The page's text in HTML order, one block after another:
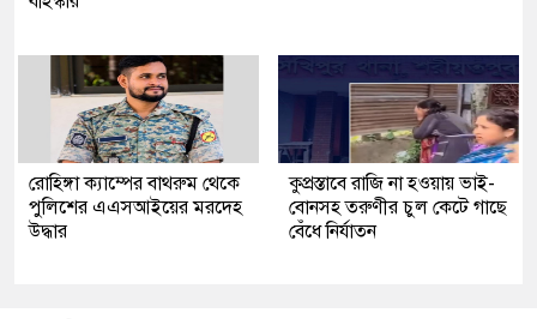
রোহিঙ্গা ক্যাম্পের বাথরুম থেকে
পুলিশের এএসআইয়ের মরদেহ
উদ্ধার
কুপ্রস্তাবে রাজি না হওয়ায় ভাই-
বোনসহ তরুণীর চুল কেটে গাছে
বেঁধে নির্যাতন